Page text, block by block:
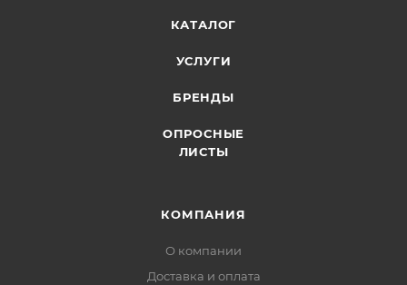
КАТАЛОГ
УСЛУГИ
БРЕНДЫ
ОПРОСНЫЕ
ЛИСТЫ
КОМПАНИЯ
О компании
Доставка и оплата